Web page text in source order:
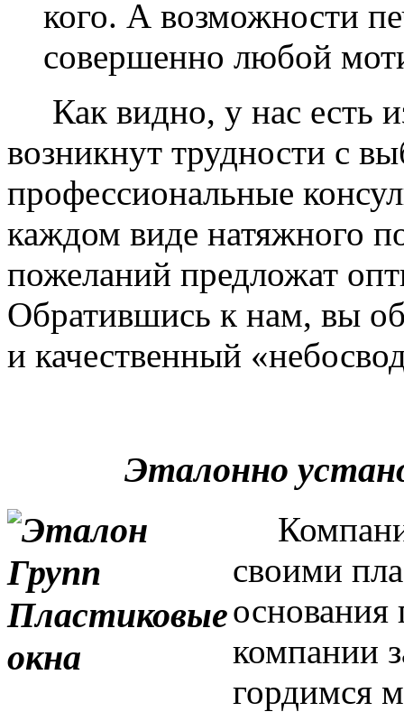
кого. А возможности
совершенно любой
Как видно, у нас есть
возникнут трудности с
профессиональные
каждом виде натяжного
пожеланий предложат
Обратившись к нам, вы
и качественный
Эталонно
своими
основания
компании
гордимся